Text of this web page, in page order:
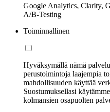
Google Analytics, Clarity,
A/B-Testing
Toiminnallinen
Hyväksymällä nämä
perustoimintoja laajempia
mahdollisuuden käyttää
Suostumuksellasi
kolmansien osapuolten